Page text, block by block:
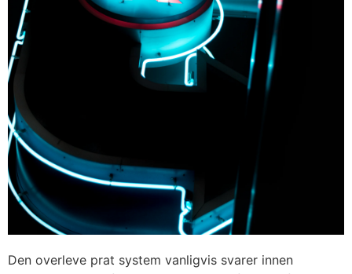
Den overleve prat system vanligvis svarer innen